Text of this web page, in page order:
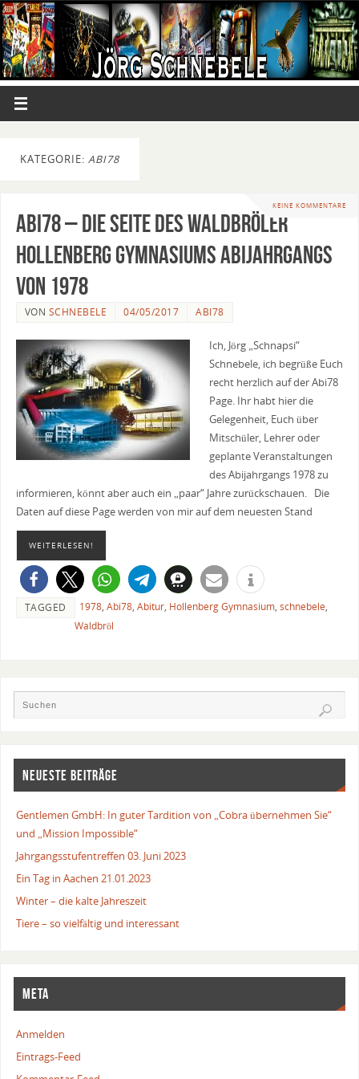
KATEGORIE: ABI78
KEINE KOMMENTARE
Abi78 – Die Seite des Waldbröler
Hollenberg Gymnasiums Abijahrgangs
von 1978
VON SCHNEBELE 04/05/2017 ABI78
Ich, Jörg „Schnapsi“
Schnebele, ich begrüße Euch
recht herzlich auf der Abi78
Page. Ihr habt hier die
Gelegenheit, Euch über
Mitschüler, Lehrer oder
geplante Veranstaltungen
des Abijahrgangs 1978 zu
informieren, könnt aber auch ein „paar“ Jahre zurückschauen. Die
Daten auf diese Page werden von mir auf dem neuesten Stand
WEITERLESEN!
TAGGED 1978, Abi78, Abitur, Hollenberg Gymnasium, schnebele,
Waldbröl
NEUESTE BEITRÄGE
Gentlemen GmbH: In guter Tardition von „Cobra übernehmen Sie“
und „Mission Impossible“
Jahrgangsstufentreffen 03. Juni 2023
Ein Tag in Aachen 21.01.2023
Winter – die kalte Jahreszeit
Tiere – so vielfältig und interessant
META
Anmelden
Eintrags-Feed